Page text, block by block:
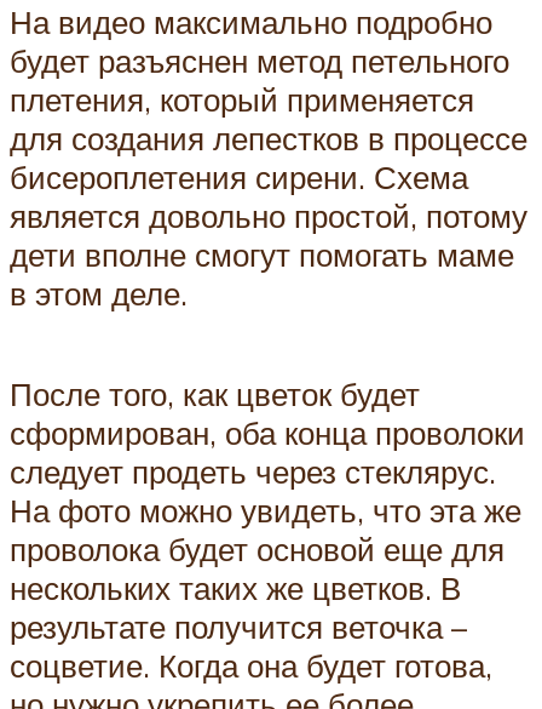
На видео максимально подробно
будет разъяснен метод петельного
плетения, который применяется
для создания лепестков в процессе
бисероплетения сирени. Схема
является довольно простой, потому
дети вполне смогут помогать маме
в этом деле.
После того, как цветок будет
сформирован, оба конца проволоки
следует продеть через стеклярус.
На фото можно увидеть, что эта же
проволока будет основой еще для
нескольких таких же цветков. В
результате получится веточка –
соцветие. Когда она будет готова,